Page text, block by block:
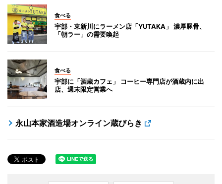
食べる
宇部・東新川にラーメン店「YUTAKA」 濃厚豚骨、
「朝ラー」の需要喚起
食べる
宇部に「酒蔵カフェ」 コーヒー専門店が酒蔵内に出
店、週末限定営業へ
永山本家酒造場オンライン蔵びらき